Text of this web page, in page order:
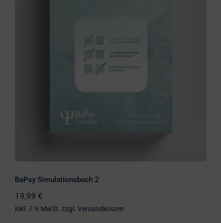
BaPsy Simulationsbuch 2
BaPsy Simulationsbuch 2
19,99 €
inkl. 7 % MwSt. zzgl. Versandkosten